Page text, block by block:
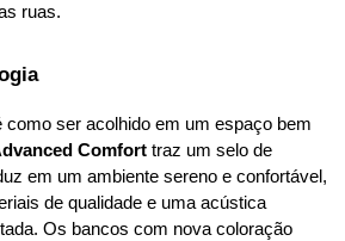
ruas.
como ser acolhido em um espaço bem
Comfort traz um selo de
em um ambiente sereno e confortável,
de qualidade e uma acústica
Os bancos com nova coloração